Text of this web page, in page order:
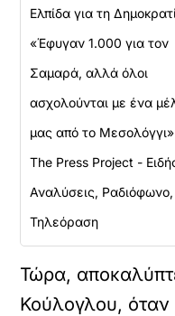
Ελπίδα για τη
«Έφυγαν 1.000 για τον
Σαμαρά, αλλά όλοι
ασχολούνται με ένα
μας από το
The Press Project -
Αναλύσεις, Ραδιόφωνο,
Τηλεόραση
Τώρα,
Κούλογλου,